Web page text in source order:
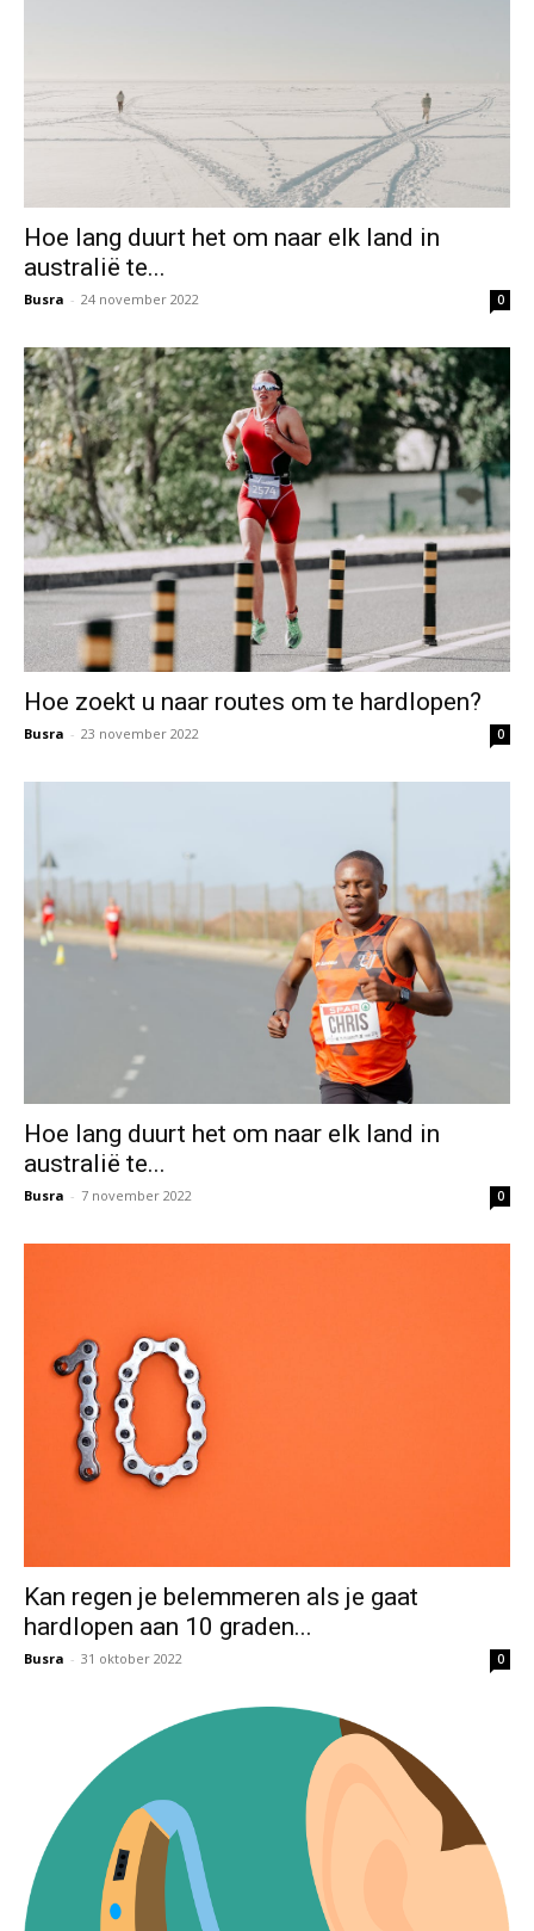
Hoe lang duurt het om naar elk land in
australië te...
Busra - 24 november 2022 0
Hoe zoekt u naar routes om te hardlopen?
Busra - 23 november 2022 0
Hoe lang duurt het om naar elk land in
australië te...
Busra - 7 november 2022 0
Kan regen je belemmeren als je gaat
hardlopen aan 10 graden...
Busra - 31 oktober 2022 0